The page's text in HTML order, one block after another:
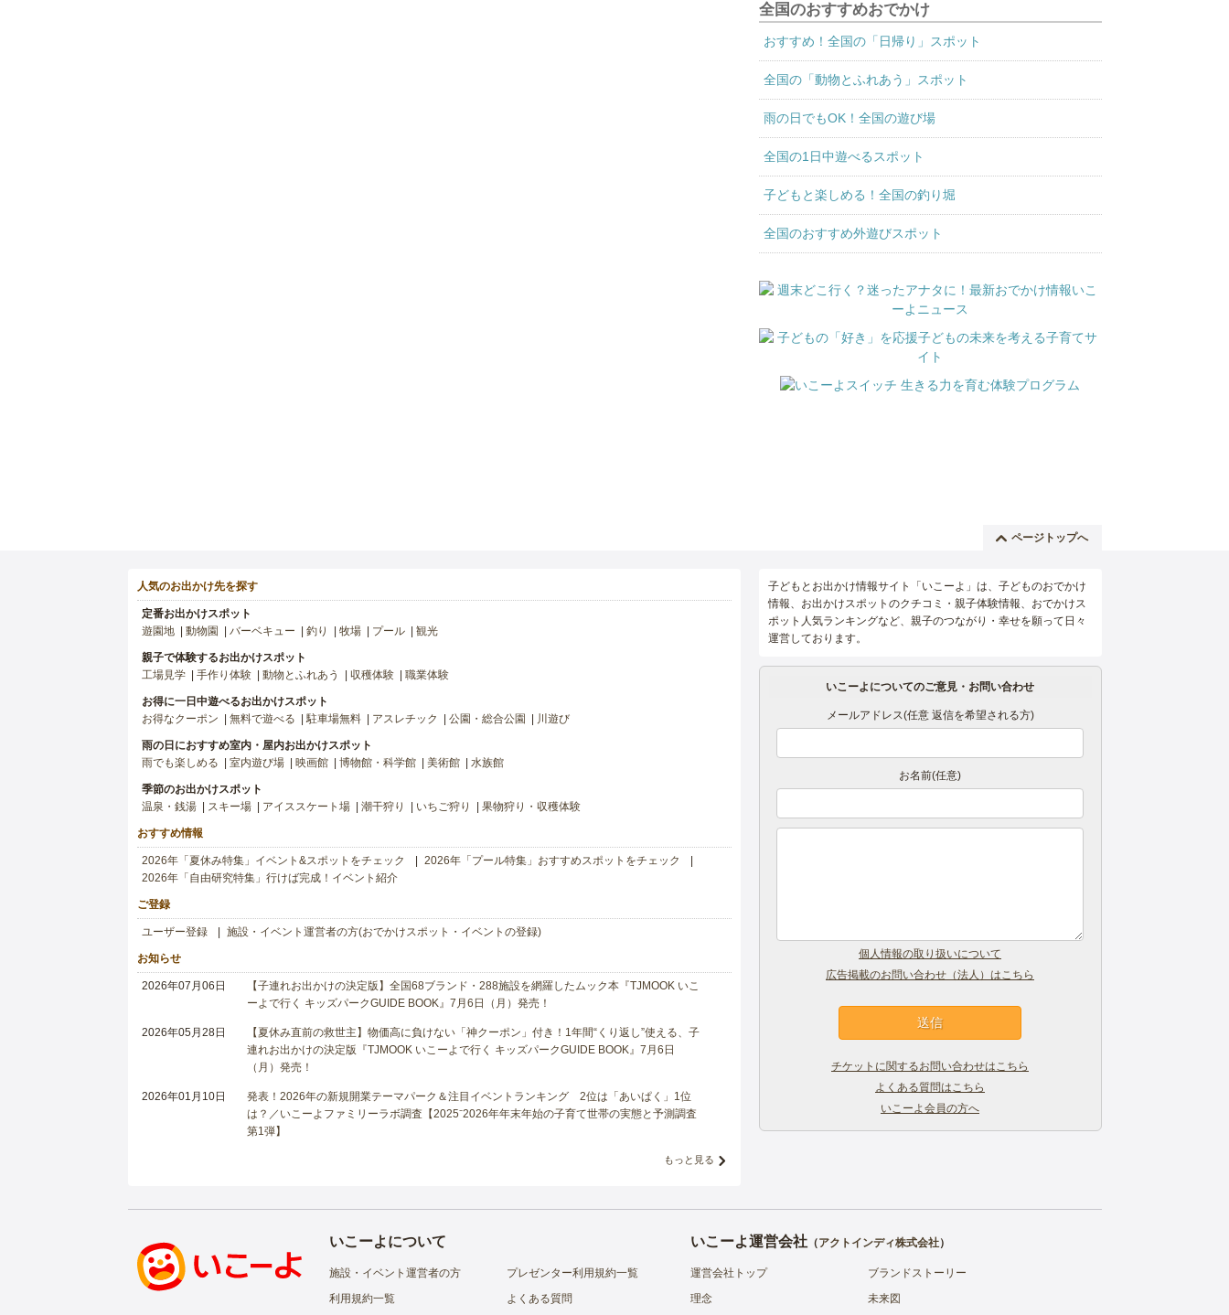
全国のおすすめおでかけ
おすすめ！全国の「日帰り」スポット
全国の「動物とふれあう」スポット
雨の日でもOK！全国の遊び場
全国の1日中遊べるスポット
子どもと楽しめる！全国の釣り堀
全国のおすすめ外遊びスポット
ページトップへ
人気のお出かけ先を探す
定番お出かけスポット
遊園地
動物園 バーベキュー 釣り 牧場 プール 観光
親子で体験するお出かけスポット
工場見学
手作り体験 動物とふれあう 収穫体験 職業体験
お得に一日中遊べるお出かけスポット
お得なクーポン
無料で遊べる 駐車場無料 アスレチック 公園・総合公園 川遊び
雨の日におすすめ室内・屋内お出かけスポット
雨でも楽しめる
室内遊び場 映画館 博物館・科学館 美術館 水族館
季節のお出かけスポット
温泉・銭湯
スキー場 アイススケート場 潮干狩り いちご狩り 果物狩り・収穫体験
おすすめ情報
2026年「夏休み特集」イベント&スポットをチェック
2026年「プール特集」おすすめスポットをチェック
2026年「自由研究特集」行けば完成！イベント紹介
ご登録
ユーザー登録 施設・イベント運営者の方(おでかけスポット・イベントの登録)
お知らせ
2026年07月06日
【子連れお出かけの決定版】全国68ブランド・288施設を網羅したムック本『TJMOOK いこ
ーよで行く キッズパークGUIDE BOOK』7月6日（月）発売！
2026年05月28日
【夏休み直前の救世主】物価高に負けない「神クーポン」付き！1年間“くり返し”使える、子
連れお出かけの決定版『TJMOOK いこーよで行く キッズパークGUIDE BOOK』7月6日
（月）発売！
2026年01月10日
発表！2026年の新規開業テーマパーク＆注目イベントランキング 2位は「あいぱく」1位
は？／いこーよファミリーラボ調査【2025⁻2026年年末年始の子育て世帯の実態と予測調査
第1弾】
もっと見る
子どもとお出かけ情報サイト「いこーよ」は、子どものおでかけ
情報、お出かけスポットのクチコミ・親子体験情報、おでかけス
ポット人気ランキングなど、親子のつながり・幸せを願って日々
運営しております。
いこーよについてのご意見・お問い合わせ
メールアドレス(任意 返信を希望される方)
お名前(任意)
個人情報の取り扱いについて
広告掲載のお問い合わせ（法人）はこちら
チケットに関するお問い合わせはこちら
よくある質問はこちら
いこーよ会員の方へ
いこーよについて
施設・イベント運営者の方
プレゼンター利用規約一覧
利用規約一覧
よくある質問
いこーよ運営会社（アクトインディ株式会社）
運営会社トップ
ブランドストーリー
理念
未来図